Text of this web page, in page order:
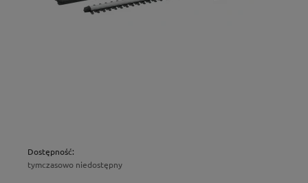
Dostępność:
tymczasowo niedostępny